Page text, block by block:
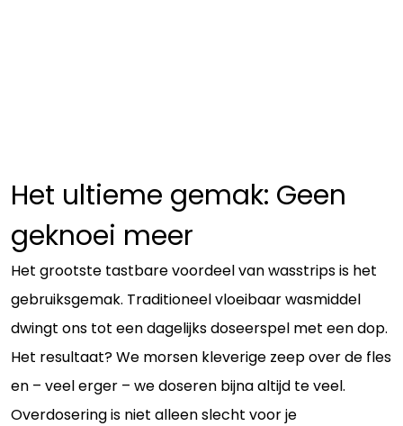
Het ultieme gemak: Geen
geknoei meer
Het grootste tastbare voordeel van wasstrips is het
gebruiksgemak. Traditioneel vloeibaar wasmiddel
dwingt ons tot een dagelijks doseerspel met een dop.
Het resultaat? We morsen kleverige zeep over de fles
en – veel erger – we doseren bijna altijd te veel.
Overdosering is niet alleen slecht voor je